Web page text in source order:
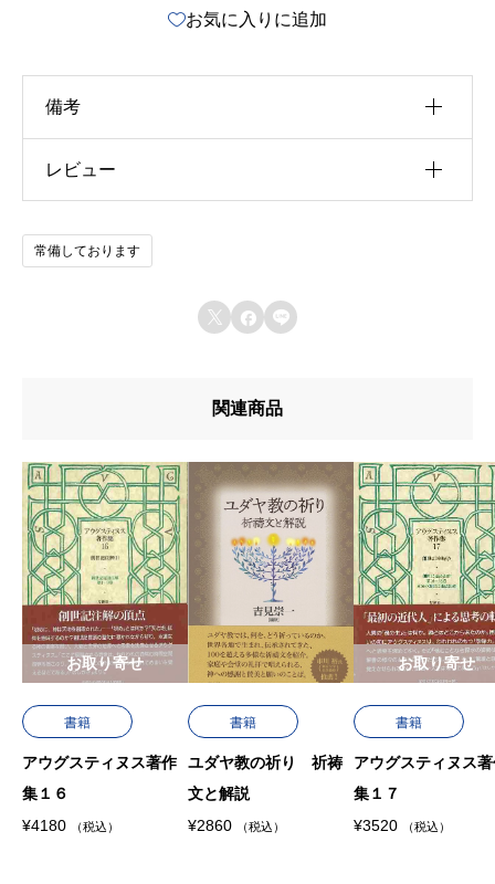
お気に入りに追加
備考
u30b5u30a4u30ba
u51fau7248u793e
u642du8f09u6b4cu96c6
u8457u8005
レビュー
以前にこの商品を購入したことのあるログイン済
みのユーザーのみレビューを残すことができま
常備しております
  
関連商品
書籍
アウグスティヌス著作
集１６
¥4180 （税込）
お取り寄せ
書籍
ユダヤ教の祈り 祈祷
文と解説
¥2860 （税込）
書籍
アウグスティヌス
集１７
¥3520 （税込）
お取り寄せ